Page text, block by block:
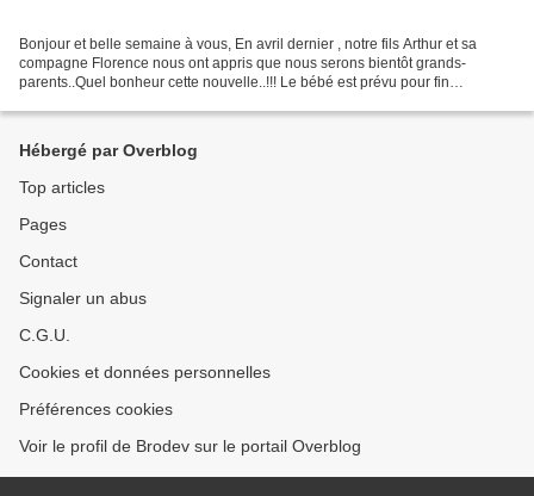
Bonjour et belle semaine à vous, En avril dernier , notre fils Arthur et sa
compagne Florence nous ont appris que nous serons bientôt grands-
parents..Quel bonheur cette nouvelle..!!! Le bébé est prévu pour fin
Hébergé par Overblog
Top articles
Pages
Contact
Signaler un abus
C.G.U.
Cookies et données personnelles
Préférences cookies
Voir le profil de Brodev sur le portail Overblog